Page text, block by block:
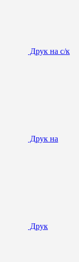
Друк на с/к
Друк на
Друк